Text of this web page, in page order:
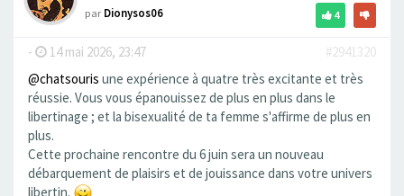
parDionysos06 4
- 14 mai 2026, 23:47
#2941320
@chatsouris une expérience à quatre très excitante et très
réussie. Vous vous épanouissez de plus en plus dans le
libertinage ; et la bisexualité de ta femme s'affirme de plus en
plus.
Cette prochaine rencontre du 6 juin sera un nouveau
débarquement de plaisirs et de jouissance dans votre univers
libertin.